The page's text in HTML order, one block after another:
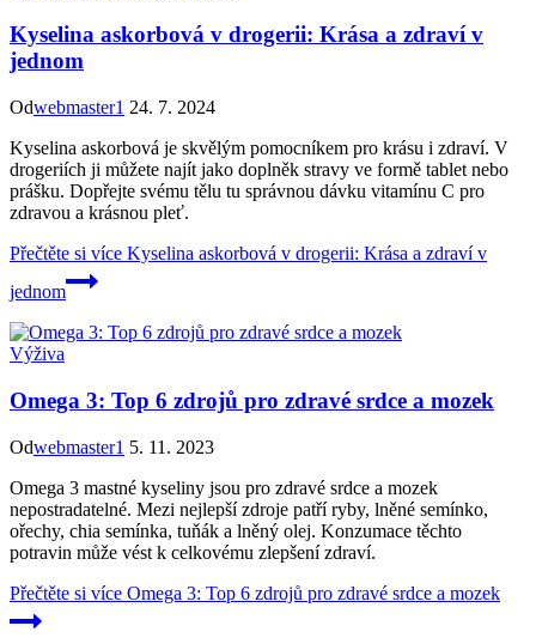
Kyselina askorbová v drogerii: Krása a zdraví v
jednom
Odwebmaster1 24. 7. 2024
Kyselina askorbová je skvělým pomocníkem pro krásu i zdraví. V
drogeriích ji můžete najít jako doplněk stravy ve formě tablet nebo
prášku. Dopřejte svému tělu tu správnou dávku vitamínu C pro
zdravou a krásnou pleť.
Přečtěte si více Kyselina askorbová v drogerii: Krása a zdraví v
jednom
Výživa
Omega 3: Top 6 zdrojů pro zdravé srdce a mozek
Odwebmaster1 5. 11. 2023
Omega 3 mastné kyseliny jsou pro zdravé srdce a mozek
nepostradatelné. Mezi nejlepší zdroje patří ryby, lněné semínko,
ořechy, chia semínka, tuňák a lněný olej. Konzumace těchto
potravin může vést k celkovému zlepšení zdraví.
Přečtěte si více Omega 3: Top 6 zdrojů pro zdravé srdce a mozek